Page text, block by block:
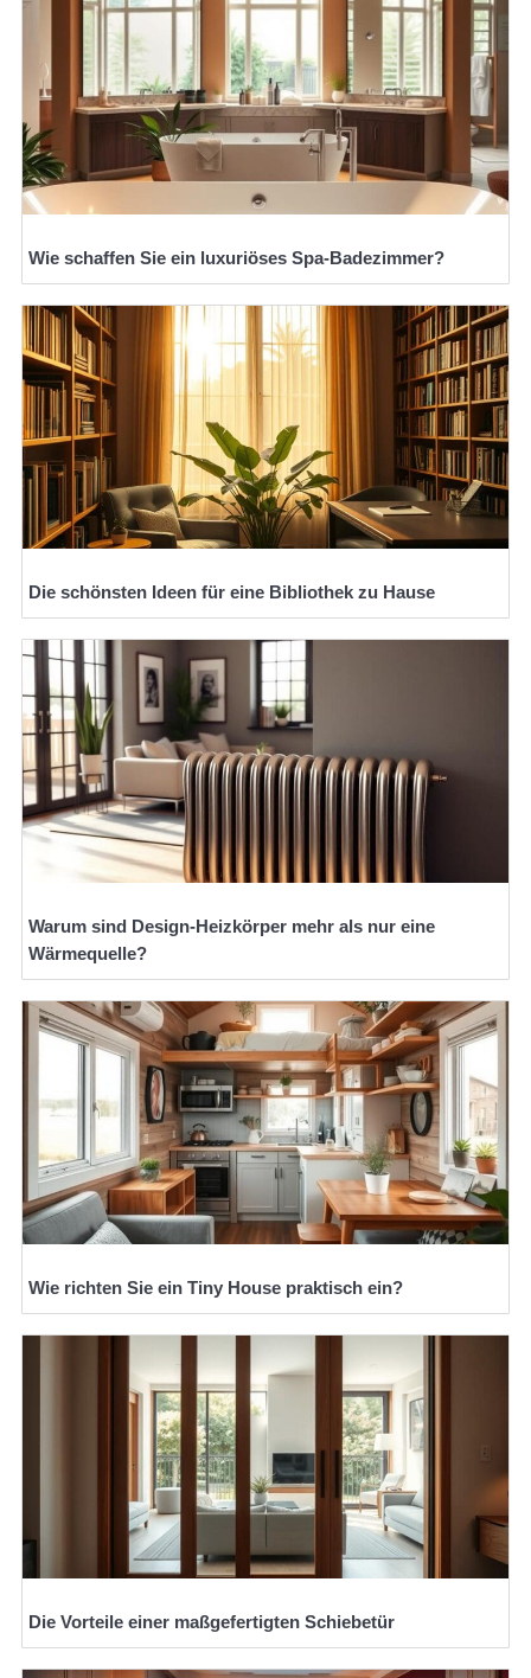
Wie schaffen Sie ein luxuriöses Spa-Badezimmer?
Die schönsten Ideen für eine Bibliothek zu Hause
Warum sind Design-Heizkörper mehr als nur eine
Wärmequelle?
Wie richten Sie ein Tiny House praktisch ein?
Die Vorteile einer maßgefertigten Schiebetür